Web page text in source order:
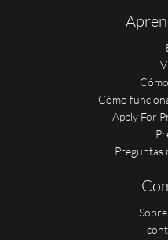
Cómo
Apply For
Preguntas